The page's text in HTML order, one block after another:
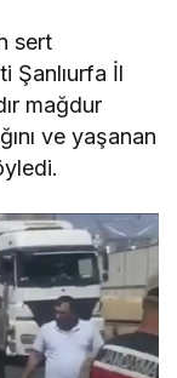
sert
Şanlıurfa İl
mağdur
ve yaşanan